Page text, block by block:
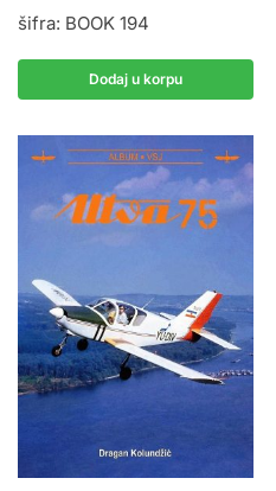
šifra: BOOK 194
Dodaj u korpu